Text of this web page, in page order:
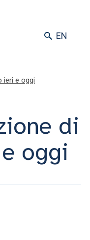
EN
ieri e oggi
di
oggi